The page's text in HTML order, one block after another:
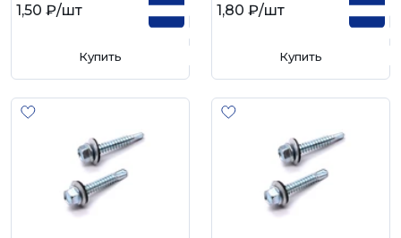
1,50 ₽/шт
Купить
1,80 ₽/шт
Купить